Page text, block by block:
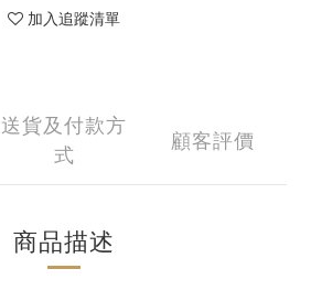
加入追蹤清單
送貨及付款方
式
顧客評價
商品描述